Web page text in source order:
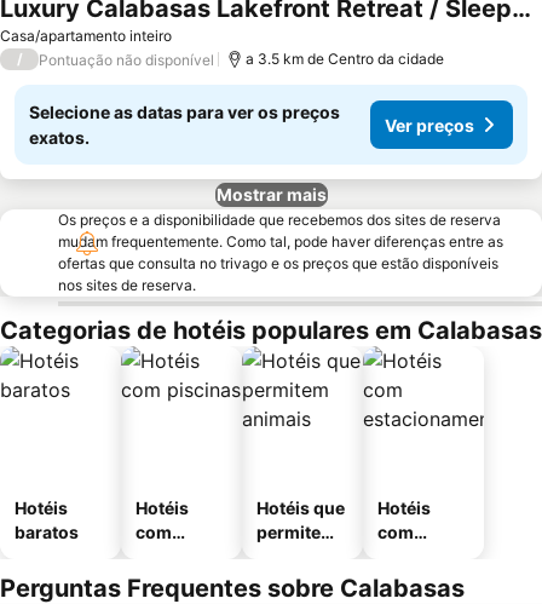
Casa/apartamento inteiro
Luxury Calabasas Lakefront Retreat / Sleeps 8+ / FIFA 2026 Ready
Ver preços
/ Pontuação não disponível a 3.5 km de Centro da cidade
Selecione as datas para ver os preços
exatos.
Ver preços
Mostrar mais
Os preços e a disponibilidade que recebemos dos sites de reserva
mudam frequentemente. Como tal, pode haver diferenças entre as
ofertas que consulta no trivago e os preços que estão disponíveis
nos sites de reserva.
Categorias de hotéis populares em Calabasas
Hotéis
baratos
Hotéis
com
Hotéis que
permitem
Hotéis
com
mento
Perguntas Frequentes sobre Calabasas